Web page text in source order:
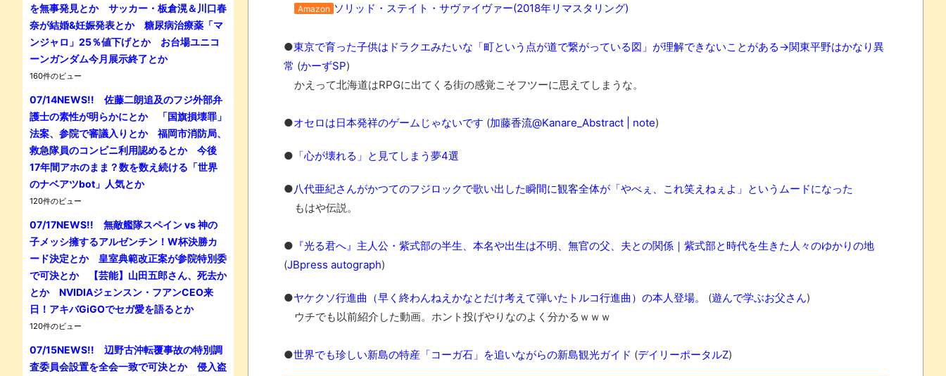
Amazon ソリッド・ステイト・サヴァイヴァー(2018年リマスタリング)
●東京で育った子供はドラクエみたいな「町という点が道で繋がっている図」が理解できないことがある→関東平野はかなり異
常 (かーずSP)
かえって北海道はRPGに出てくる街の感覚こそフツーに思えてしまうな。
●オセロは日本発祥のゲームじゃないです (加藤香流@Kanare_Abstract | note)
● 「心が壊れる」と見てしまう夢4選
●八代亜紀さんがかつてのフジロックで歌い出した瞬間に観客全体が「やべぇ、これ笑えねぇよ」というムードになった
もはや伝説。
● 『光る君へ』主人公・紫式部の半生、本名や出生は不明、無官の父、夫との関係｜紫式部と時代を生きた人々のゆかりの地
(JBpress autograph)
●ヤケクソ行進曲（早く終わんねえかなとだけ考えて弾いたトルコ行進曲）の本人登場。 (遊んで学ぶお父さん)
ウチでも以前紹介した動画。ホント投げやりなのよく分かるｗｗｗ
●世界でも珍しい新島の特産「コーガ石」を追いながらの新島観光ガイド (デイリーポータルZ)
を無事発見とか サッカー・板倉滉＆川口春
奈が結婚&妊娠発表とか 糖尿病治療薬「マ
ンジャロ」25％値下げとか お台場ユニコ
ーンガンダム今月展示終了とか
160件のビュー
07/14NEWS!! 佐藤二朗追及のフジ外部弁
護士の素性が明らかにとか 「国旗損壊罪」
法案、参院で審議入りとか 福岡市消防局、
救急隊員のコンビニ利用認めるとか 今後
17年間アホのまま？数を数え続ける「世界
のナベアツbot」人気とか
120件のビュー
07/17NEWS!! 無敵艦隊スペイン vs 神の
子メッシ擁するアルゼンチン！W杯決勝カ
ード決定とか 皇室典範改正案が参院特別委
で可決とか 【芸能】山田五郎さん、死去か
とか NVIDIAジェンスン・フアンCEO来
日！アキバGiGOでセガ愛を語るとか
120件のビュー
07/15NEWS!! 辺野古沖転覆事故の特別調
査委員会設置を全会一致で可決とか 侵入盗